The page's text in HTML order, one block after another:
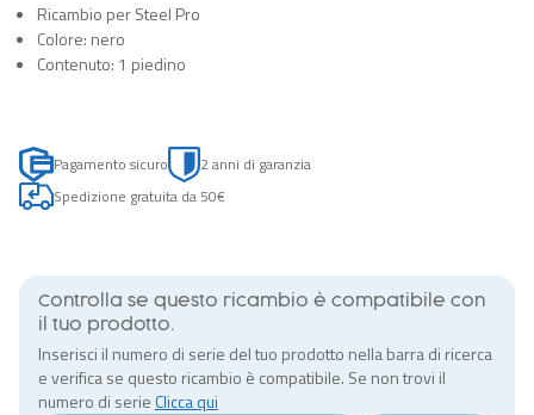
Ricambio per Steel Pro
Colore: nero
Contenuto: 1 piedino
Pagamento sicuro
2 anni di garanzia
Spedizione gratuita da 50€
Controlla se questo ricambio è compatibile con
il tuo prodotto.
Inserisci il numero di serie del tuo prodotto nella barra di ricerca
e verifica se questo ricambio è compatibile. Se non trovi il
numero di serie Clicca qui